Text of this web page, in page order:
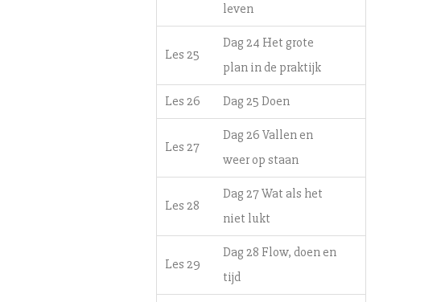
leven
Les 25
Dag 24 Het grote
plan in de praktijk
Les 26 Dag 25 Doen
Les 27
Dag 26 Vallen en
weer op staan
Les 28
Dag 27 Wat als het
niet lukt
Les 29
Dag 28 Flow, doen en
tijd